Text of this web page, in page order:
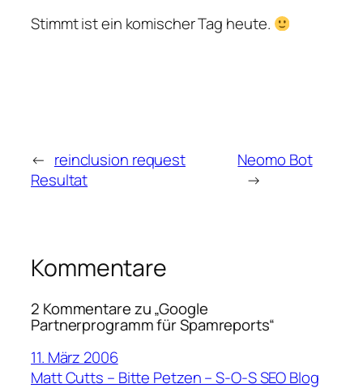
Stimmt ist ein komischer Tag heute.
← reinclusion request
Resultat
Neomo Bot
→
Kommentare
2 Kommentare zu „Google
Partnerprogramm für Spamreports“
11. März 2006
Matt Cutts – Bitte Petzen – S-O-S SEO Blog